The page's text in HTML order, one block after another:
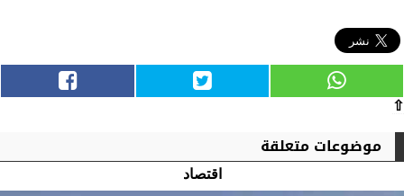
⇧
موضوعات متعلقة
اقتصاد